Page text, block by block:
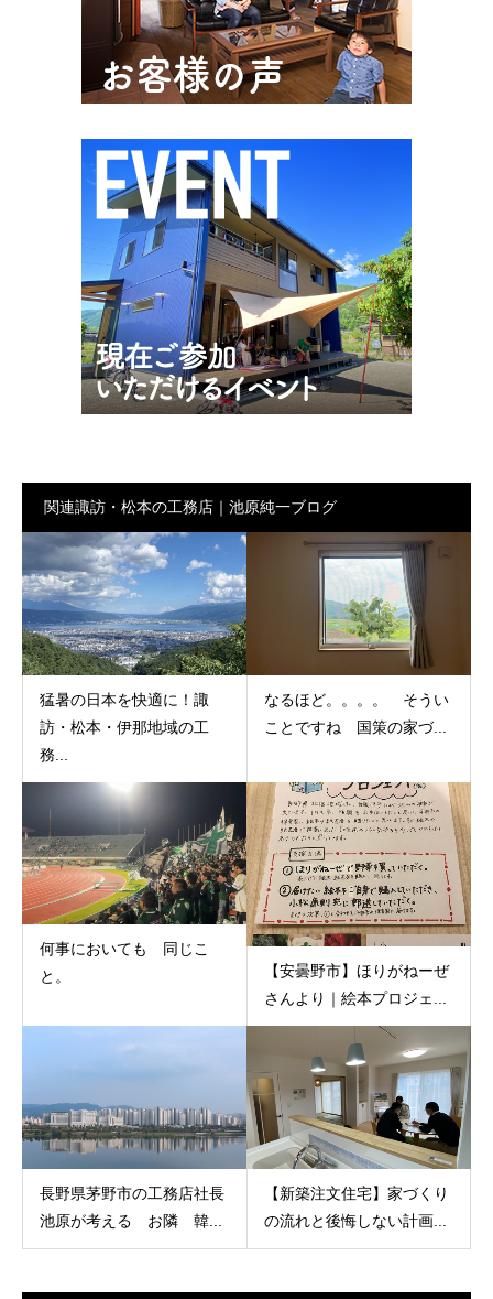
関連諏訪・松本の工務店｜池原純一ブログ
猛暑の日本を快適に！諏
訪・松本・伊那地域の工
務...
なるほど。。。。 そうい
ことですね 国策の家づ...
何事においても 同じこ
と。
【安曇野市】ほりがねーぜ
さんより｜絵本プロジェ...
長野県茅野市の工務店社長
池原が考える お隣 韓...
【新築注文住宅】家づくり
の流れと後悔しない計画...